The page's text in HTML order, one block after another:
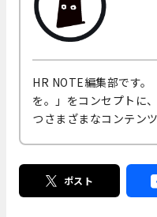
HR NOTE編集部です
を。」をコンセプトに
つさまざまなコンテン
ポスト